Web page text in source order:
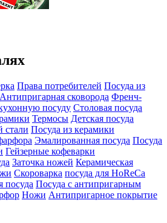
Права потребителей Посуда из
Антипригарная сковорода Френч-
посуду Столовая посуда
Термосы Детская посуда
стали Посуда из керамики
Эмалированная посуда Посуда
Гейзерные кофеварки
Заточка ножей Керамическая
Скороварка посуда для HoReCa
посуда Посуда с антипригарным
Ножи Антипригарное покрытие